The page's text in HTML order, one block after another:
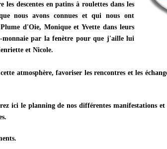
les descentes en patins à roulettes dans les
nous avons connues et qui nous ont
d'Oie, Monique et Yvette dans leurs
monnaie par la fenètre pour que j'aille lui
et Nicole.
atmosphère, favoriser les rencontres et les
ici le planning de nos différentes manifestations et